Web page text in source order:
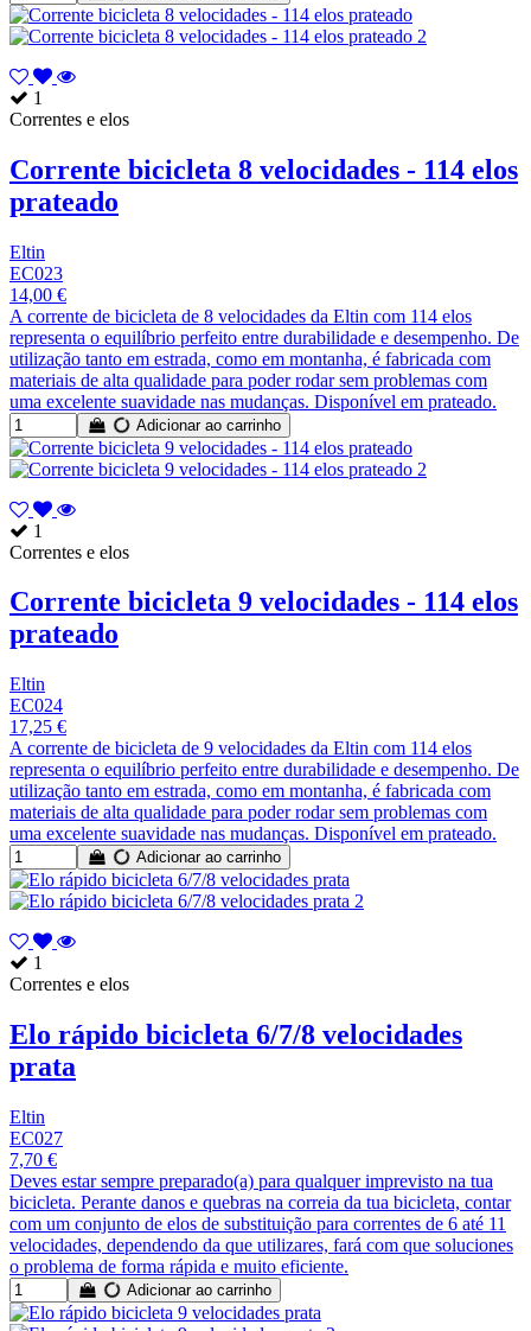
1
Correntes e elos
Corrente bicicleta 8 velocidades - 114 elos
prateado
Eltin
EC023
14,00 €
A corrente de bicicleta de 8 velocidades da Eltin com 114 elos
representa o equilíbrio perfeito entre durabilidade e desempenho. De
utilização tanto em estrada, como em montanha, é fabricada com
materiais de alta qualidade para poder rodar sem problemas com
uma excelente suavidade nas mudanças. Disponível em prateado.
Adicionar ao carrinho
1
Correntes e elos
Corrente bicicleta 9 velocidades - 114 elos
prateado
Eltin
EC024
17,25 €
A corrente de bicicleta de 9 velocidades da Eltin com 114 elos
representa o equilíbrio perfeito entre durabilidade e desempenho. De
utilização tanto em estrada, como em montanha, é fabricada com
materiais de alta qualidade para poder rodar sem problemas com
uma excelente suavidade nas mudanças. Disponível em prateado.
Adicionar ao carrinho
1
Correntes e elos
Elo rápido bicicleta 6/7/8 velocidades
prata
Eltin
EC027
7,70 €
Deves estar sempre preparado(a) para qualquer imprevisto na tua
bicicleta. Perante danos e quebras na correia da tua bicicleta, contar
com um conjunto de elos de substituição para correntes de 6 até 11
velocidades, dependendo da que utilizares, fará com que soluciones
o problema de forma rápida e muito eficiente.
Adicionar ao carrinho